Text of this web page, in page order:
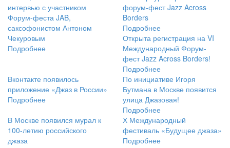
интервью с участником
Форум-феста JAB,
саксофонистом Антоном
Чекуровым
Подробнее
форум-фест Jazz Across
Borders
Подробнее
Открыта регистрация на VI
Международный Форум-
фест Jazz Across Borders!
Подробнее
Вконтакте появилось
приложение «Джаз в России»
Подробнее
По инициативе Игоря
Бутмана в Москве появится
улица Джазовая!
Подробнее
В Москве появился мурал к
100-летию российского
джаза
Х Международный
фестиваль «Будущее джаза»
Подробнее